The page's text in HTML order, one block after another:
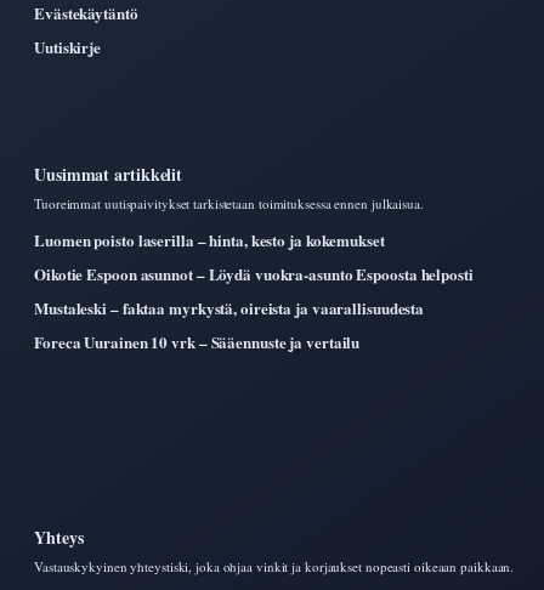
Evästekäytäntö
Uutiskirje
Uusimmat artikkelit
Tuoreimmat uutispaivitykset tarkistetaan toimituksessa ennen julkaisua.
Luomen poisto laserilla – hinta, kesto ja kokemukset
Oikotie Espoon asunnot – Löydä vuokra-asunto Espoosta helposti
Mustaleski – faktaa myrkystä, oireista ja vaarallisuudesta
Foreca Uurainen 10 vrk – Sääennuste ja vertailu
Yhteys
Vastauskykyinen yhteystiski, joka ohjaa vinkit ja korjaukset nopeasti oikeaan paikkaan.